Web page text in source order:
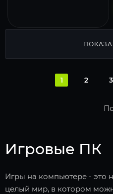
1 2 3
Игровые ПК
Игры на компьютере - это
целый мир, в котором